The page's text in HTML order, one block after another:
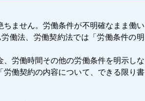
ません。労働条件が不明確なまま働い
働法、労働契約法では「労働条件の明
労働時間その他の労働条件を明示しな
働契約の内容について、できる限り書